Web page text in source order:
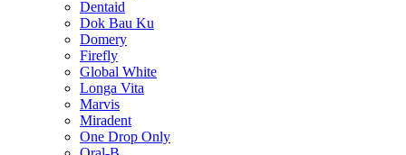
Dentaid
Dok Bau Ku
Domery
Firefly
Global White
Longa Vita
Marvis
Miradent
One Drop Only